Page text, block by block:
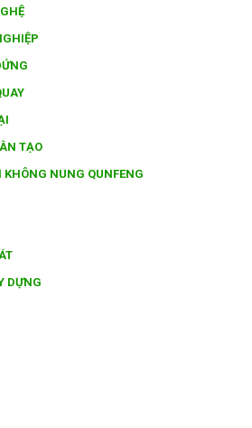
TẠO
NUNG QUNFENG
DỰNG